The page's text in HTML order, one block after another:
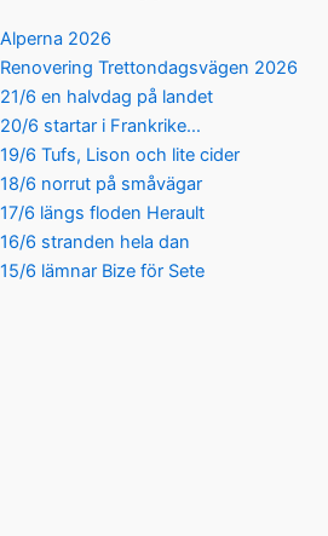
Alperna 2026
Renovering Trettondagsvägen 2026
21/6 en halvdag på landet
20/6 startar i Frankrike…
19/6 Tufs, Lison och lite cider
18/6 norrut på småvägar
17/6 längs floden Herault
16/6 stranden hela dan
15/6 lämnar Bize för Sete